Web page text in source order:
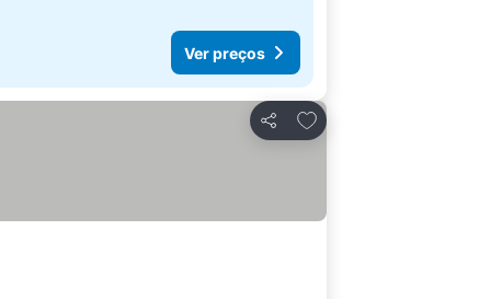
Ver preços
Partilhar
Adicionar aos favoritos